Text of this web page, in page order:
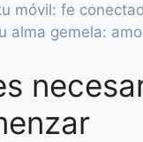
móvil: fe
alma gemela: